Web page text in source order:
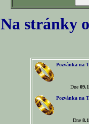
Na stránky
Pozvánka na
Dne
Pozvánka na
Dne